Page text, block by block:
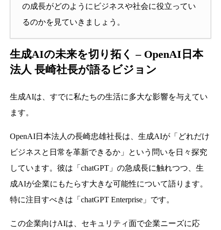
の成長がどのようにビジネスや社会に役立ってい
るのかを見ていきましょう。
生成AIの未来を切り拓く – OpenAI日本
法人 長崎社長が語るビジョン
生成AIは、すでに私たちの生活に多大な影響を与えてい
ます。
OpenAI日本法人の長崎忠雄社長は、生成AIが「どれだけ
ビジネスと日常を革新できるか」という問いを日々探究
しています。彼は「chatGPT」の急成長に触れつつ、生
成AIが企業にもたらす大きな可能性について語ります。
特に注目すべきは「chatGPT Enterprise」です。
この企業向けAIは、セキュリティ面で企業ニーズに応